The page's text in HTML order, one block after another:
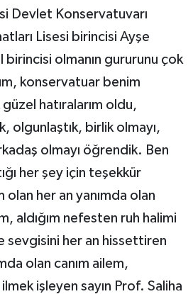
Devlet Konservatuvarı
Lisesi birincisi Ayşe
birincisi olmanın gururunu çok
konservatuar benim
hatıralarım oldu,
olgunlaştık, birlik olmayı,
olmayı öğrendik. Ben
her şey için teşekkür
her an yanımda olan
aldığım nefesten ruh halimi
sevgisini her an hissettiren
olan canım ailem,
ilmek işleyen sayın Prof. Saliha